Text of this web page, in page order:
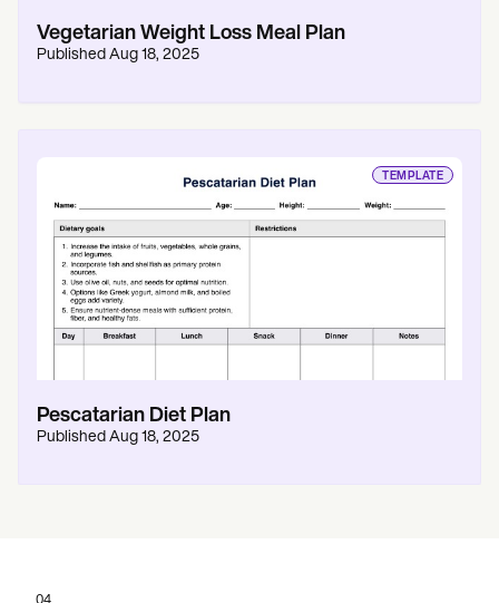
Vegetarian Weight Loss Meal Plan
Published Aug 18, 2025
TEMPLATE
Pescatarian Diet Plan
Published Aug 18, 2025